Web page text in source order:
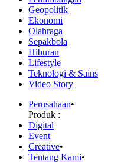
Geopolitik
Ekonomi
Olahraga
Sepakbola
Hiburan
Lifestyle
Teknologi & Sains
Video Story
Perusahaan•
Produk :
Digital
Event
Creative•
Tentang Kami•